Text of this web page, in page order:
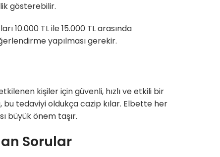
gösterebilir.
10.000 TL ile 15.000 TL arasında
yapılması gerekir.
kişiler için güvenli, hızlı ve etkili bir
tedaviyi oldukça cazip kılar. Elbette her
büyük önem taşır.
Sorular